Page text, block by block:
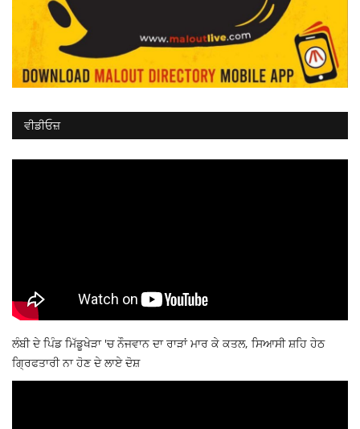
ਵੀਡੀਓਜ਼
ਲੰਬੀ ਦੇ ਪਿੰਡ ਮਿੱਡੂਖੇੜਾ 'ਚ ਨੌਜਵਾਨ ਦਾ ਰਾੜਾਂ ਮਾਰ ਕੇ ਕਤਲ, ਸਿਆਸੀ ਸ਼ਹਿ ਹੇਠ
ਗ੍ਰਿਫਤਾਰੀ ਨਾ ਹੋਣ ਦੇ ਲਾਏ ਦੋਸ਼